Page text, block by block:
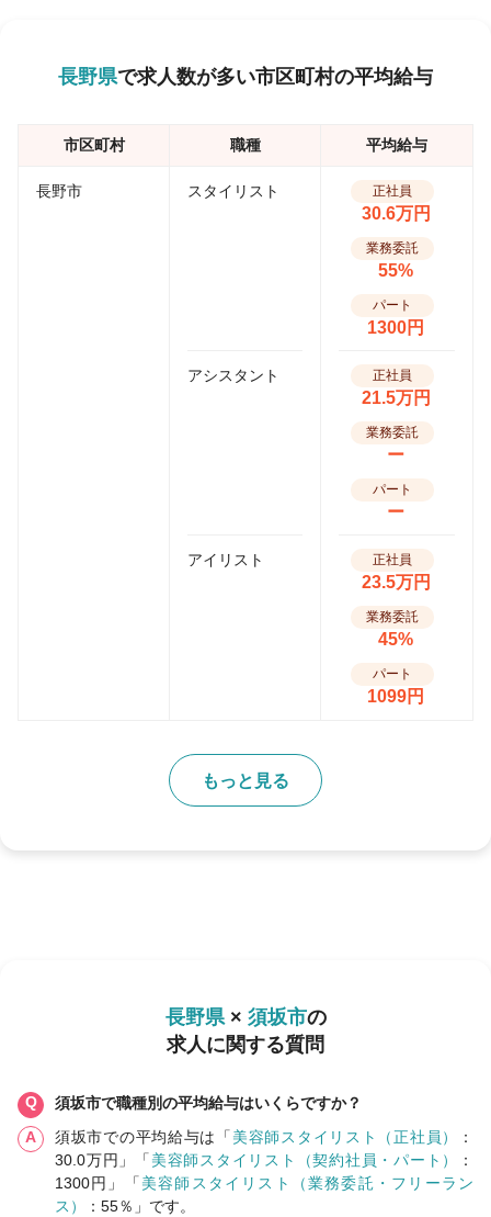
長野県で求人数が多い市区町村の平均給与
市区町村 職種 平均給与
長野市 スタイリスト 正社員
30.6万円
業務委託
55%
パート
1300円
アシスタント 正社員
21.5万円
業務委託
ー
パート
ー
アイリスト 正社員
23.5万円
業務委託
45%
パート
1099円
もっと見る
長野県× 須坂市の
求人に関する質問
須坂市で職種別の平均給与はいくらですか？
須坂市での平均給与は「 美容師スタイリスト（正社員）
：
30.0万円」「 美容師スタイリスト（契約社員・パート）
：
1300円」「 美容師スタイリスト（業務委託・フリーラン
ス）
：55％」です。